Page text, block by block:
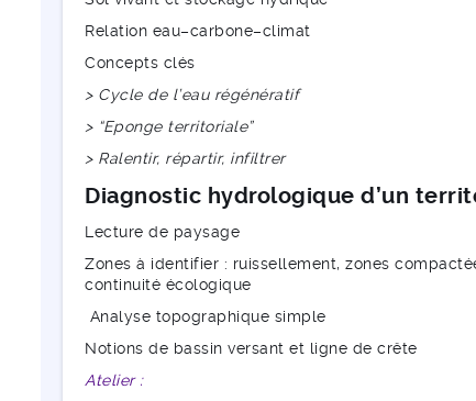
Relation eau–carbone–climat
Concepts clés
> Cycle de l’eau régénératif
> “Eponge territoriale”
> Ralentir, répartir, infiltrer
Diagnostic hydrologique d’un
Lecture de paysage
Zones à identifier : ruissellement, zones
continuité écologique
Analyse topographique simple
Notions de bassin versant et ligne de crête
Atelier :